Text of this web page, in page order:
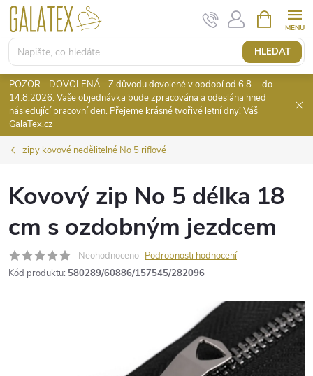
Přejít
obsah
HLEDAT
NÁKUPNÍ
KOŠÍK
POZOR - DOVOLENÁ - Z důvodu dovolené v období od 6.8. - do
14.8.2026. Vaše objednávka bude zpracována a odeslána hned
následující pracovní den. Přejeme krásné tvořivé letní dny! Váš
GalaTex.cz
zipy kovové nedělitelné No 5 riflové
Kovový zip No 5 délka 18
cm s ozdobným jezdcem
Neohodnoceno Podrobnosti hodnocení
Kód produktu: 580289/60886/157545/282096